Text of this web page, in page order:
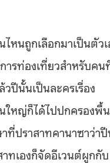
หนถูกเลือกมาเป็นตัว
ารท่องเที่ยวสำหรับคน
ปีนั้นเป็นละครเรื่อง
นใหญ่ก็ได้ไปปกครองพื้
ที่ปราสาทคานาซาว่า
ทเองก็จัดอีเวนต์ผูกกับ